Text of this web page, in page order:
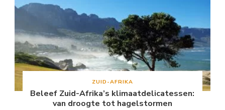
ZUID-AFRIKA
Beleef Zuid-Afrika’s klimaatdelicatessen:
van droogte tot hagelstormen